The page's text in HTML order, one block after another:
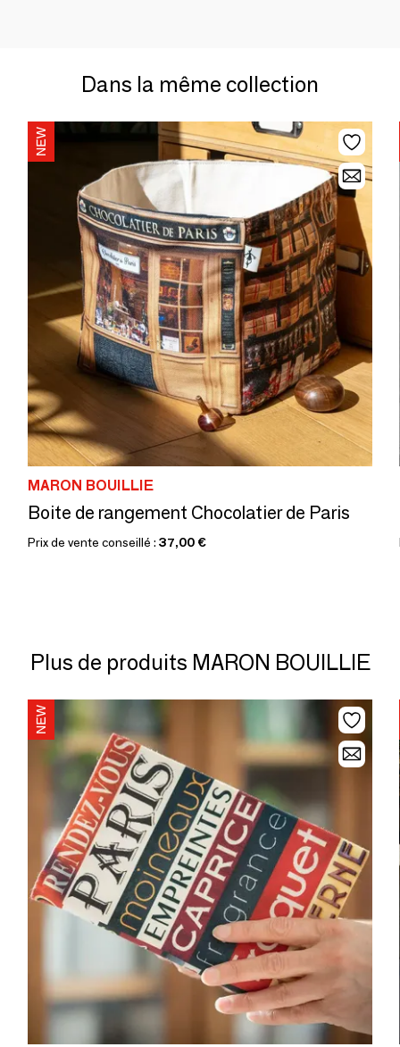
Dans la même collection
MARON BOUILLIE
Boite de rangement Chocolatier de Paris
Prix de vente conseillé : 37,00 €
Plus de produits MARON BOUILLIE